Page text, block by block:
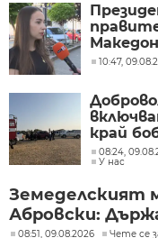
10:47,
край
могила
08:24,
У нас
Земеделският
Абровски:
08:51, 09.08.2026 Чете се